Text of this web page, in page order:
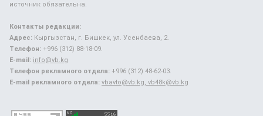
источник обязательна.
Контакты редакции:
Адрес: Кыргызстан, г. Бишкек, ул. Усенбаева, 2.
Телефон: +996 (312) 88-18-09.
E-mail: info@vb.kg
Телефон рекламного отдела: +996 (312) 48-62-03.
E-mail рекламного отдела: vbavto@vb.kg, vb48k@vb.kg